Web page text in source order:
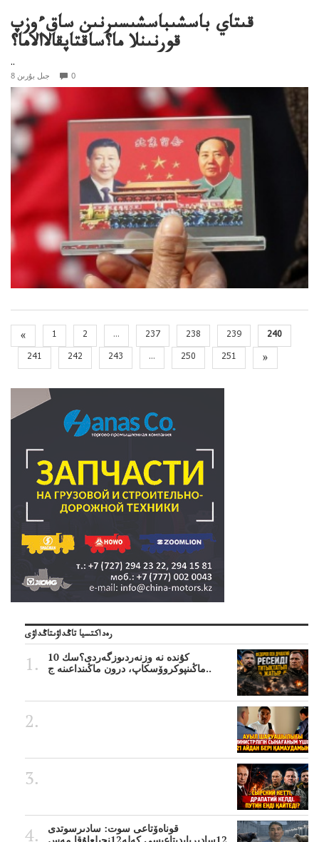
قىتاي باسشىباسشىسىرنىن ساقءوزپ
قورنىنلا ما؟ساقتاپقالاالاما؟
..
8 جىل بۇرىن 0
« 1 2 ... 237 238 239
240
241
242 243 ... 250 251 »
رەداكتسيا تاڭداۋىتاڭداۋى
10 كۇندە نە وزنەردىوزگەردى؟سك
ماڭىنپوكروۆسكاپ، درون ماڭىنداعىنە ج..
قوناەۆتاعى سوت: سادىرسوتدى